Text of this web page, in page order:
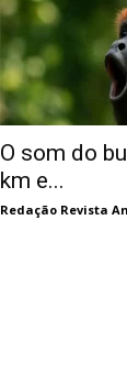
O som do
km e...
Redação Revista